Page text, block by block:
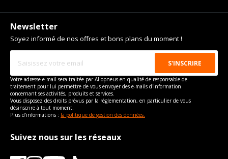
Newsletter
Soyez informé de nos offres et bons plans du moment !
Votre adresse e-mail sera traitée par Allopneus en qualité de responsable de
traitement pour lui permettre de vous envoyer des e-mails d'information
concernant ses activités, produits et services.
Vous disposez des droits prévus par la règlementation, en particulier de vous
désinscrire à tout moment.
Plus d'informations : la politique de gestion des données.
Suivez nous sur les réseaux